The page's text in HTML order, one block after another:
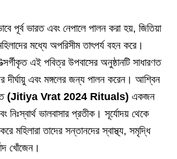
পূর্ব ভারত এবং নেপালে পালন করা হয়, জিতিয়া
মধ্যে অপরিসীম তাৎপর্য বহন করে।
এই পবিত্র উপবাসের অনুষ্ঠানটি সাধারণত
দীর্ঘায়ু এবং মঙ্গলের জন্য পালন করেন। আশ্বিন
(Jitiya Vrat 2024 Rituals) একজন
নিঃস্বার্থ ভালবাসার প্রতীক। সূর্যোদয় থেকে
মহিলারা তাদের সন্তানদের স্বাস্থ্য, সমৃদ্ধি
খোঁজেন।